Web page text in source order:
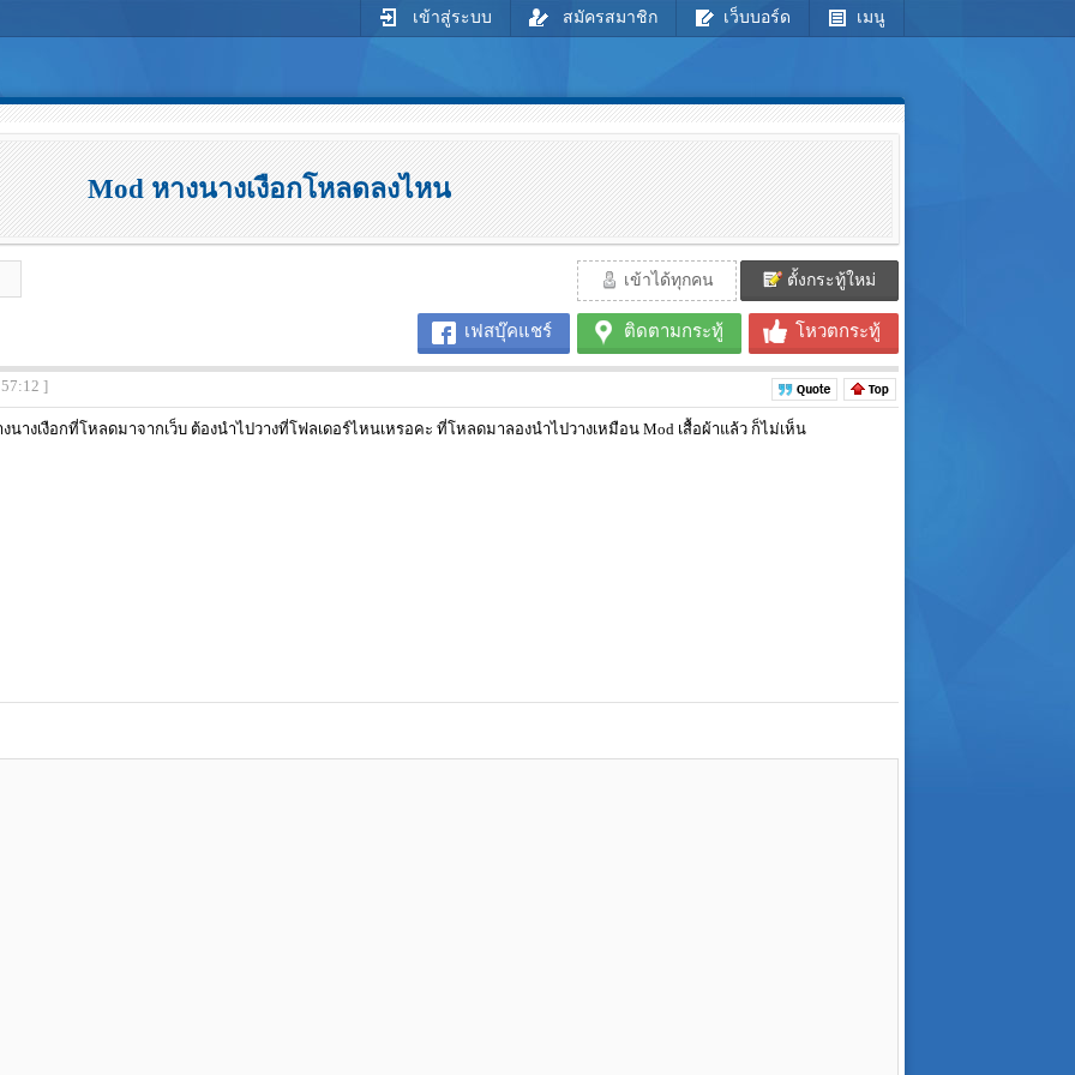
เข้าสู่ระบบ สมัครสมาชิก เว็บบอร์ด เมนู
Mod หางนางเงือกโหลดลงไหน
เข้าได้ทุกคน ตั้งกระทู้ใหม่
เฟสบุ๊คแชร์ ติดตามกระทู้ โหวตกระทู้
]
นางเงือกที่โหลดมาจากเว็บ ต้องนำไปวางที่โฟลเดอร์ไหนเหรอคะ ที่โหลดมาลองนำไปวางเหมือน Mod เสื้อผ้าแล้ว ก็ไม่เห็น